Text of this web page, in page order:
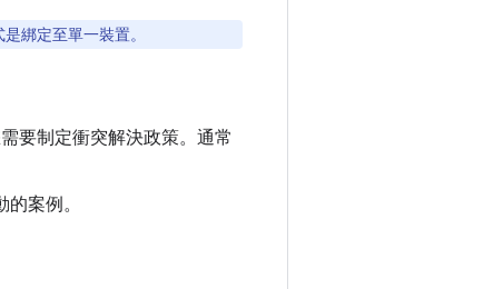
綁定至單一裝置。
要制定衝突解決政策。通常
案例。